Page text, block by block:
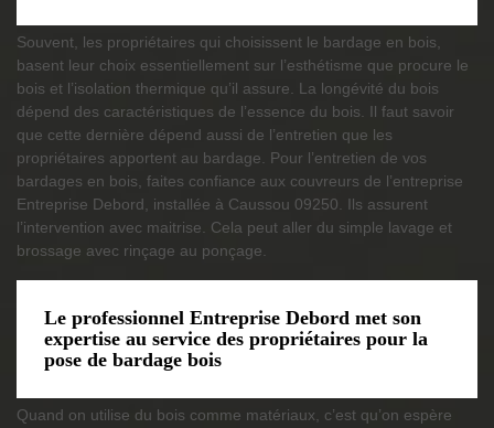
Souvent, les propriétaires qui choisissent le bardage en bois,
basent leur choix essentiellement sur l’esthétisme que procure le
bois et l’isolation thermique qu’il assure. La longévité du bois
dépend des caractéristiques de l’essence du bois. Il faut savoir
que cette dernière dépend aussi de l’entretien que les
propriétaires apportent au bardage. Pour l’entretien de vos
bardages en bois, faites confiance aux couvreurs de l’entreprise
Entreprise Debord, installée à Caussou 09250. Ils assurent
l’intervention avec maitrise. Cela peut aller du simple lavage et
brossage avec rinçage au ponçage.
Le professionnel Entreprise Debord met son
expertise au service des propriétaires pour la
pose de bardage bois
Quand on utilise du bois comme matériaux, c’est qu’on espère